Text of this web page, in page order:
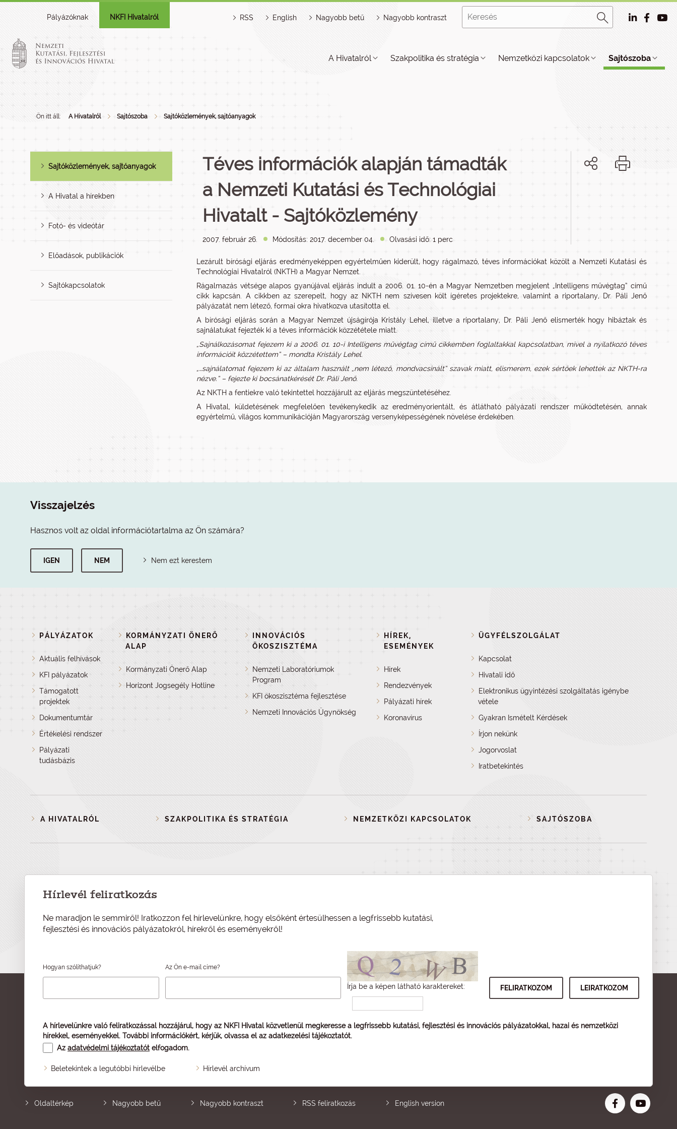
Pályázóknak NKFI Hivatalról RSS English Nagyobb betű Nagyobb kontraszt
A Hivatalról Szakpolitika és stratégia Nemzetközi kapcsolatok Sajtószoba
Ön itt áll: A Hivatalról Sajtószoba Sajtóközlemények, sajtóanyagok
Sajtóközlemények, sajtóanyagok
A Hivatal a hírekben
Fotó- és videótár
Előadások, publikációk
Sajtókapcsolatok
Téves információk alapján támadták
a Nemzeti Kutatási és Technológiai
Hivatalt - Sajtóközlemény
2007. február 26. Módosítás: 2017. december 04. Olvasási idő: 1 perc
Lezárult bírósági eljárás eredményeképpen egyértelműen kiderült, hogy rágalmazó, téves információkat közölt a Nemzeti Kutatási és
Technológiai Hivatalról (NKTH) a Magyar Nemzet.
Rágalmazás vétsége alapos gyanújával eljárás indult a 2006. 01. 10-én a Magyar Nemzetben megjelent „Intelligens művégtag” című
cikk kapcsán. A cikkben az szerepelt, hogy az NKTH nem szívesen költ ígéretes projektekre, valamint a riportalany, Dr. Páli Jenő
pályázatát nem létező, formai okra hivatkozva utasította el.
A bírósági eljárás során a Magyar Nemzet újságírója Kristály Lehel, illetve a riportalany, Dr. Páli Jenő elismerték hogy hibáztak és
sajnálatukat fejezték ki a téves információk közzététele miatt.
„Sajnálkozásomat fejezem ki a 2006. 01. 10-i Intelligens művégtag című cikkemben foglaltakkal kapcsolatban, mivel a nyilatkozó téves
információit közzétettem” – mondta Kristály Lehel.
„…sajnálatomat fejezem ki az általam használt „nem létező, mondvacsinált” szavak miatt, elismerem, ezek sértőek lehettek az NKTH-ra
nézve.” – fejezte ki bocsánatkérését Dr. Páli Jenő.
Az NKTH a fentiekre való tekintettel hozzájárult az eljárás megszüntetéséhez.
A Hivatal, küldetésének megfelelően tevékenykedik az eredményorientált, és átlátható pályázati rendszer működtetésén, annak
egyértelmű, világos kommunikációján Magyarország versenyképességének növelése érdekében.
Visszajelzés
Hasznos volt az oldal információtartalma az Ön számára?
IGEN NEM Nem ezt kerestem
PÁLYÁZATOK
Aktuális felhívások
KFI pályázatok
Támogatott
projektek
Dokumentumtár
Értékelési rendszer
Pályázati
tudásbázis
KORMÁNYZATI ÖNERŐ
ALAP
Kormányzati Önerő Alap
Horizont Jogsegély Hotline
INNOVÁCIÓS
ÖKOSZISZTÉMA
Nemzeti Laboratóriumok
Program
KFI ökoszisztéma fejlesztése
Nemzeti Innovációs Ügynökség
HÍREK,
ESEMÉNYEK
Hírek
Rendezvények
Pályázati hírek
Koronavírus
ÜGYFÉLSZOLGÁLAT
Kapcsolat
Hivatali idő
Elektronikus ügyintézési szolgáltatás igénybe
vétele
Gyakran Ismételt Kérdések
Írjon nekünk
Jogorvoslat
Iratbetekintés
A HIVATALRÓL SZAKPOLITIKA ÉS STRATÉGIA NEMZETKÖZI KAPCSOLATOK SAJTÓSZOBA
Hírlevél feliratkozás
Ne maradjon le semmiről! Iratkozzon fel hírlevelünkre, hogy elsőként értesülhessen a legfrissebb kutatási,
fejlesztési és innovációs pályázatokról, hírekről és eseményekről!
Hogyan szólíthatjuk? Az Ön e-mail címe?
Írja be a képen látható karaktereket:
A hírlevelünkre való feliratkozással hozzájárul, hogy az NKFI Hivatal közvetlenül megkeresse a legfrissebb kutatási, fejlesztési és innovációs pályázatokkal, hazai és nemzetközi
hírekkel, eseményekkel. További információkért, kérjük, olvassa el az adatkezelési tájékoztatót.
Az adatvédelmi tájékoztatót elfogadom.
Beletekintek a legutóbbi hírlevélbe Hírlevél archívum
Oldaltérkép Nagyobb betű Nagyobb kontraszt RSS feliratkozás English version